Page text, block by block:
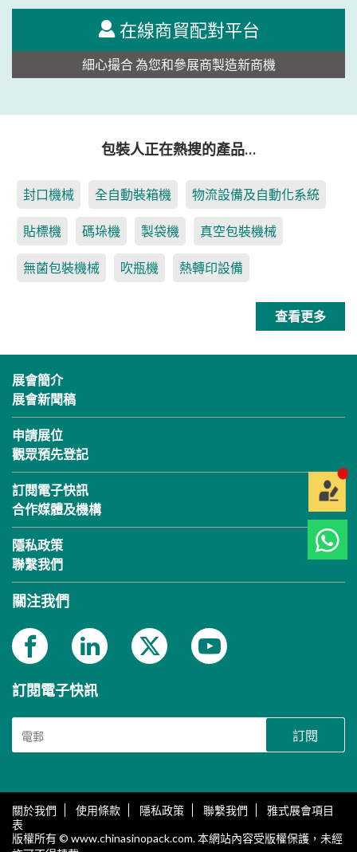
在線商貿配對平台
細心撮合 為您和參展商製造新商機
包裝人正在熱搜的產品…
封口機械 全自動裝箱機 物流設備及自動化系統
貼標機 碼垛機 製袋機 真空包裝機械
無菌包裝機械 吹瓶機 熱轉印設備
查看更多
展會簡介
展會新聞稿
申請展位
觀眾預先登記
訂閱電子快訊
合作媒體及機構
隱私政策
聯繫我們
關注我們
訂閱電子快訊
訂閱
關於我們 使用條款 隱私政策 聯繫我們
雅式展會項目
表
版權所有 © www.chinasinopack.com. 本網站內容受版權保護，未經